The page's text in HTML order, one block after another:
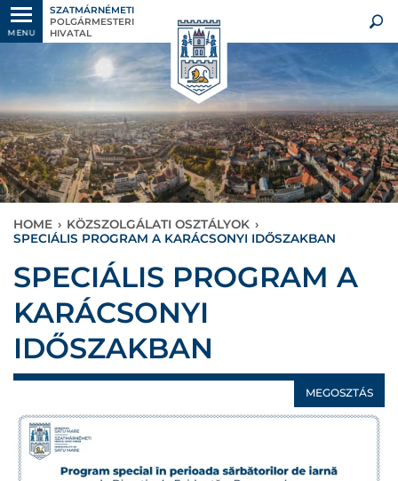
MENU
SZATMÁRNÉMETI
POLGÁRMESTERI
HIVATAL
HOME › KÖZSZOLGÁLATI OSZTÁLYOK ›
SPECIÁLIS PROGRAM A KARÁCSONYI IDŐSZAKBAN
SPECIÁLIS PROGRAM A
KARÁCSONYI
IDŐSZAKBAN
MEGOSZTÁS